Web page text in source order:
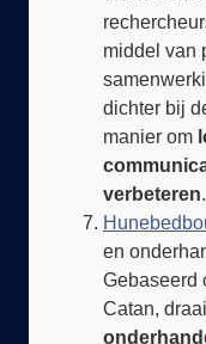
middel van
dichter bij
manier om
verbeteren.
en
Gebaseerd
Catan,
moeten